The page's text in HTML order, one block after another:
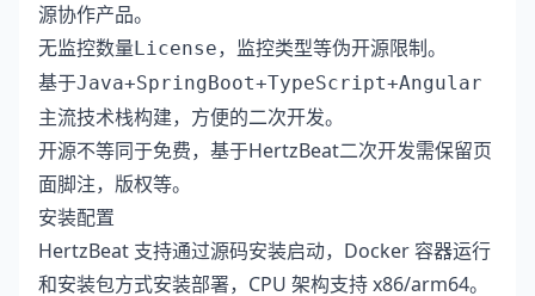
源协作产品。
无监控数量 License，监控类型等伪开源限制。
基于Java+SpringBoot+TypeScript+Angular
主流技术栈构建，方便的二次开发。
开源不等同于免费，基于HertzBeat二次开发需保留页
面脚注，版权等。
安装配置
HertzBeat 支持通过源码安装启动，Docker 容器运行
和安装包方式安装部署，CPU 架构支持 x86/arm64。